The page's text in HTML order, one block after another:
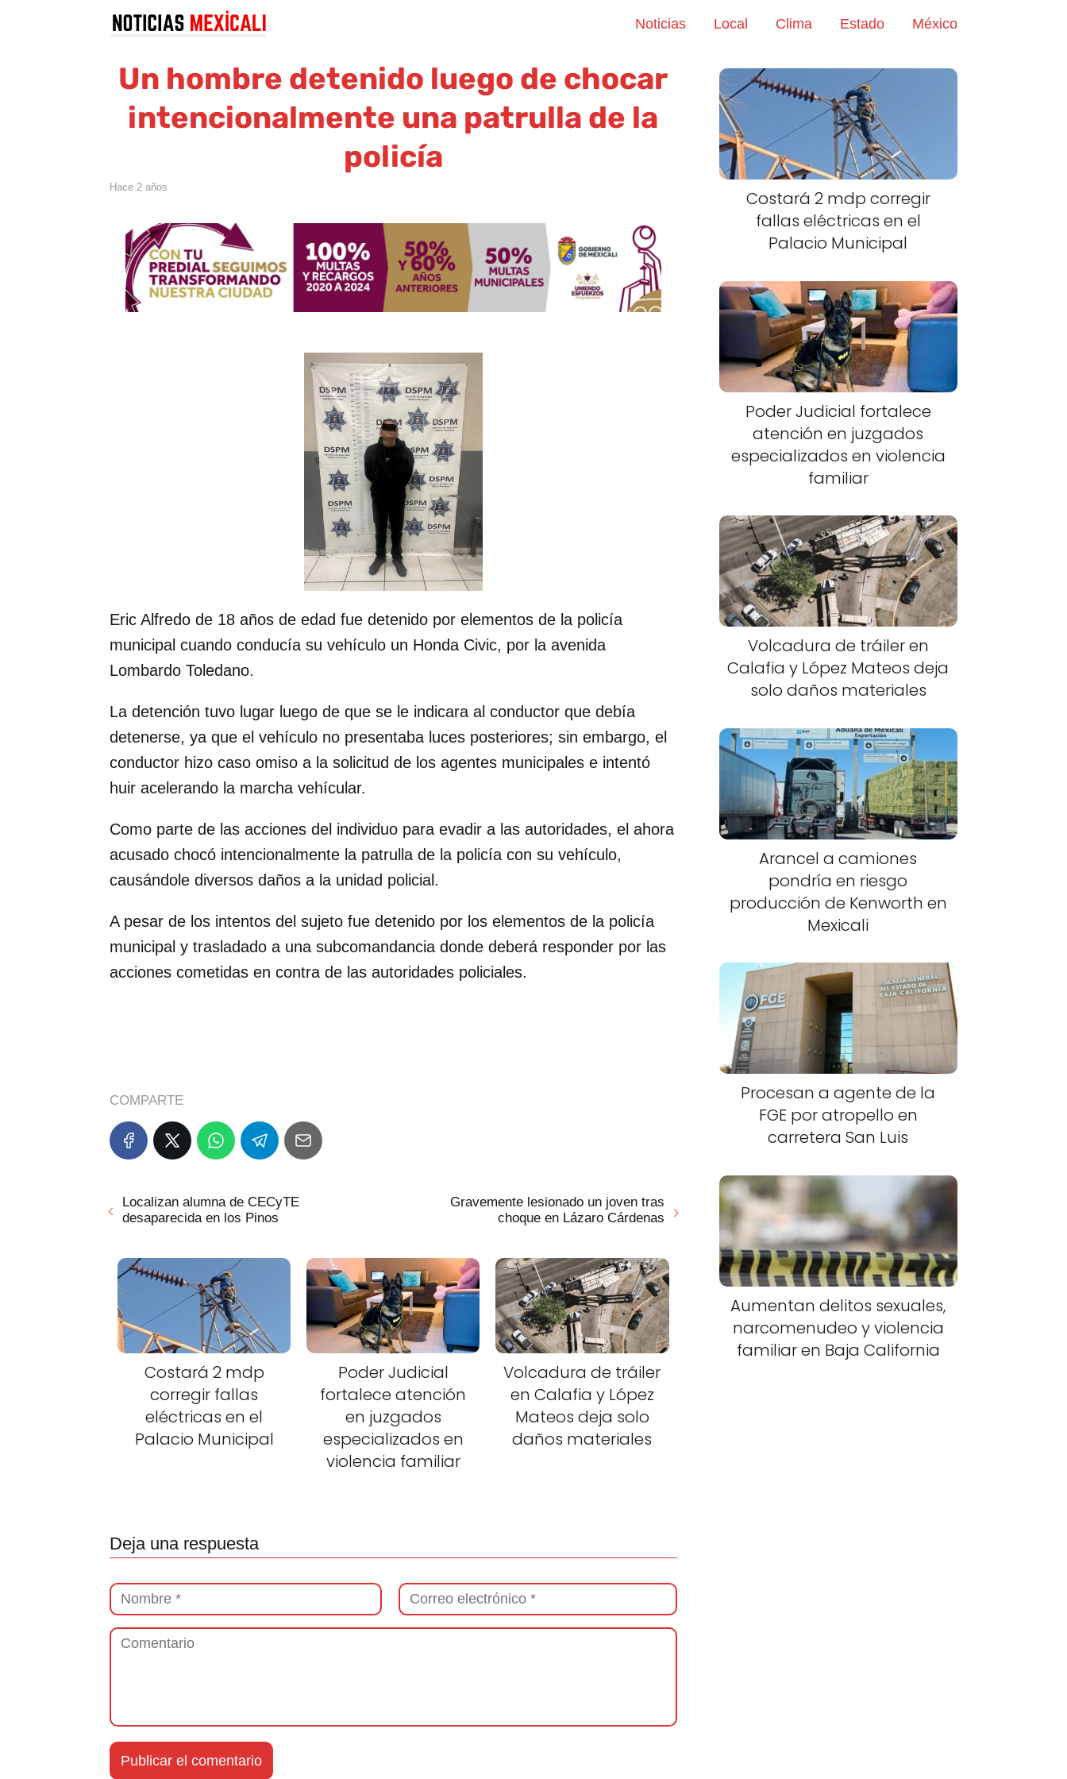
Noticias Local Clima Estado México
Un hombre detenido luego de chocar
intencionalmente una patrulla de la
policía
hace 2 años
Eric Alfredo de 18 años de edad fue detenido por elementos de la policía
municipal cuando conducía su vehículo un Honda Civic, por la avenida
Lombardo Toledano.
La detención tuvo lugar luego de que se le indicara al conductor que debía
detenerse, ya que el vehículo no presentaba luces posteriores; sin embargo, el
conductor hizo caso omiso a la solicitud de los agentes municipales e intentó
huir acelerando la marcha vehícular.
Como parte de las acciones del individuo para evadir a las autoridades, el ahora
acusado chocó intencionalmente la patrulla de la policía con su vehículo,
causándole diversos daños a la unidad policial.
A pesar de los intentos del sujeto fue detenido por los elementos de la policía
municipal y trasladado a una subcomandancia donde deberá responder por las
acciones cometidas en contra de las autoridades policiales.
COMPARTE
Localizan alumna de CECyTE
desaparecida en los Pinos
Gravemente lesionado un joven tras
choque en Lázaro Cárdenas
Costará 2 mdp
corregir fallas
eléctricas en el
Palacio Municipal
Poder Judicial
fortalece atención
en juzgados
especializados en
violencia familiar
Volcadura de tráiler
en Calafia y López
Mateos deja solo
daños materiales
Deja una respuesta
Costará 2 mdp corregir
fallas eléctricas en el
Palacio Municipal
Poder Judicial fortalece
atención en juzgados
especializados en violencia
familiar
Volcadura de tráiler en
Calafia y López Mateos deja
solo daños materiales
Arancel a camiones
pondría en riesgo
producción de Kenworth en
Mexicali
Procesan a agente de la
FGE por atropello en
carretera San Luis
Aumentan delitos sexuales,
narcomenudeo y violencia
familiar en Baja California